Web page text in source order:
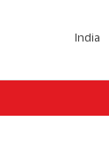
India